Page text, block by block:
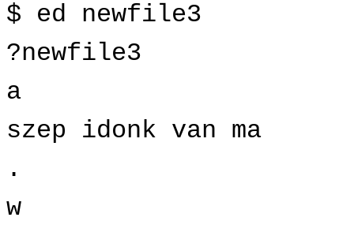
$ ed newfile3
?newfile3
a
szep idonk van ma
.
w